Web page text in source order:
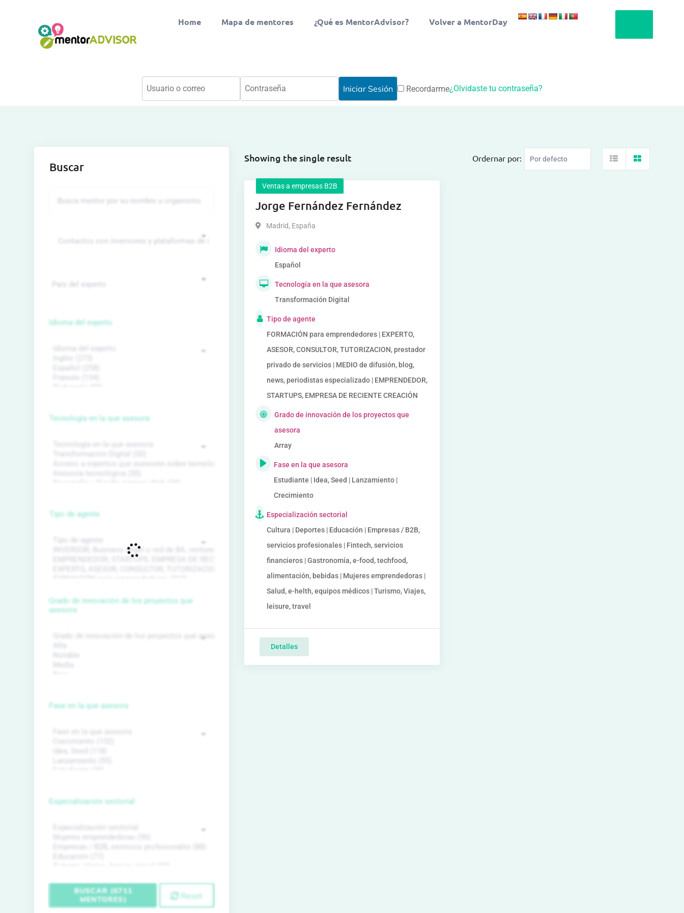
Home Mapa de mentores ¿Qué es MentorAdvisor? Volver a MentorDay
Recordarme¿Olvidaste tu contraseña?
Showing the single result Ordernar por:
Ventas a empresas B2B
Jorge Fernández Fernández
Madrid, España
Idioma del experto
Español
Tecnología en la que asesora
Transformación Digital
Tipo de agente
FORMACIÓN para emprendedores | EXPERTO,
ASESOR, CONSULTOR, TUTORIZACION, prestador
privado de servicios | MEDIO de difusión, blog,
news, periodistas especializado | EMPRENDEDOR,
STARTUPS, EMPRESA DE RECIENTE CREACIÓN
Grado de innovación de los proyectos que
asesora
Array
Fase en la que asesora
Estudiante | Idea, Seed | Lanzamiento |
Crecimiento
Especialización sectorial
Cultura | Deportes | Educación | Empresas / B2B,
servicios profesionales | Fintech, servicios
financieros | Gastronomía, e-food, techfood,
alimentación, bebidas | Mujeres emprendedoras |
Salud, e-helth, equipos médicos | Turismo, Viajes,
leisure, travel
Detalles
Buscar
Idioma del experto
Tecnología en la que asesora
Tipo de agente
Grado de innovación de los proyectos que
asesora
Fase en la que asesora
Especialización sectorial
BUSCAR (6711
MENTORES)
Reset